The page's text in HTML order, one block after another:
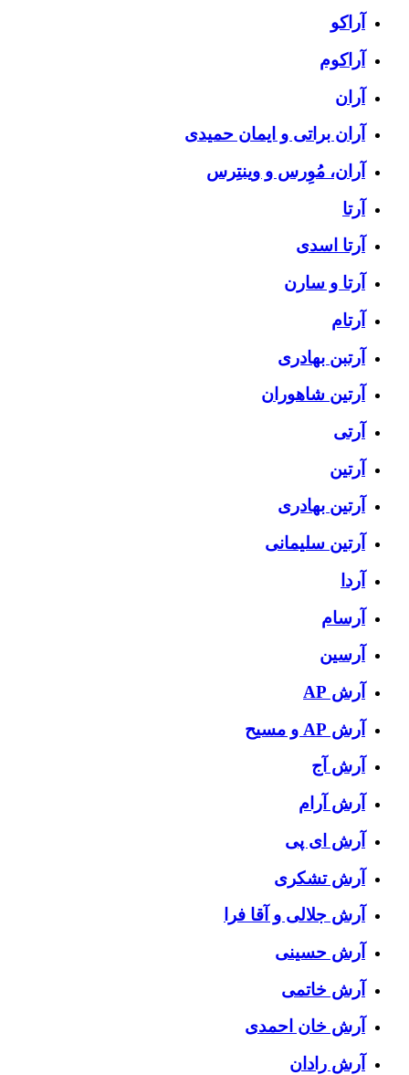
آراکو
آراکوم
آران
آران براتی و ایمان حمیدی
آران، مُوِرس و وینتِرس
آرتا
آرتا اسدی
آرتا و سارن
آرتام
آرتبن بهادری
آرتين شاهوران
آرتی
آرتین
آرتین بهادری
آرتین سلیمانی
آردا
آرسام
آرسین
آرش AP
آرش AP و مسیح
آرش آج
آرش آرام
آرش ای پی
آرش تشکری
آرش جلالی و آقا فرا
آرش حسینی
آرش خاتمی
آرش خان احمدی
آرش رادان